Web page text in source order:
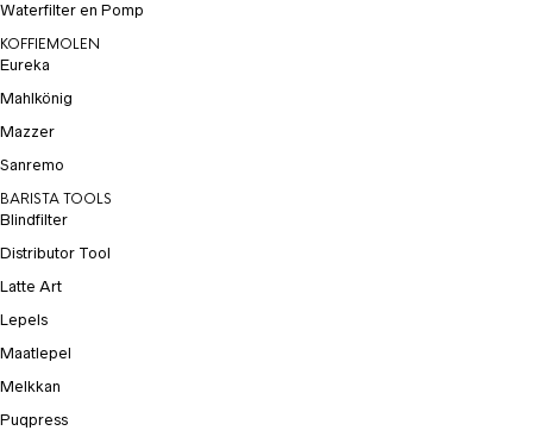
Waterfilter en Pomp
KOFFIEMOLEN
Eureka
Mahlkönig
Mazzer
Sanremo
BARISTA TOOLS
Blindfilter
Distributor Tool
Latte Art
Lepels
Maatlepel
Melkkan
Puqpress